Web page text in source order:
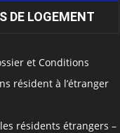
DE LOGEMENT
et Conditions
résident à l’étranger
résidents étrangers –